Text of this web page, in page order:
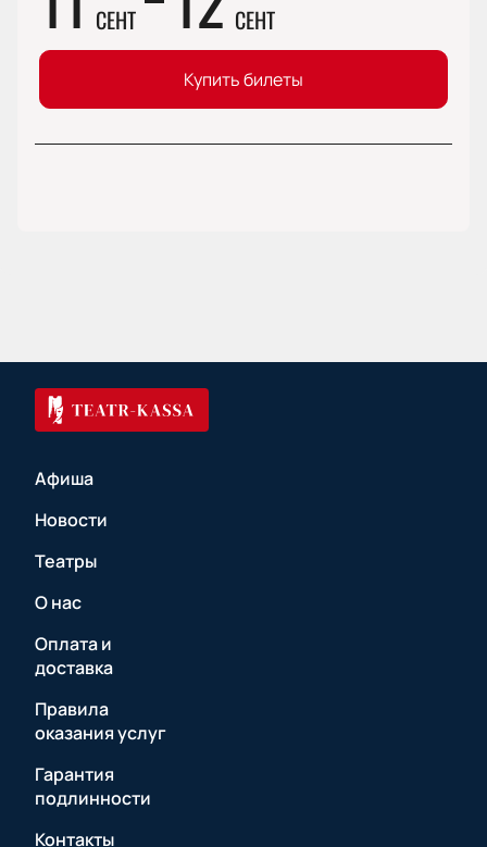
СЕНТ СЕНТ
Купить билеты
Афиша
Новости
Театры
О нас
Оплата и
доставка
Правила
оказания услуг
Гарантия
подлинности
Контакты